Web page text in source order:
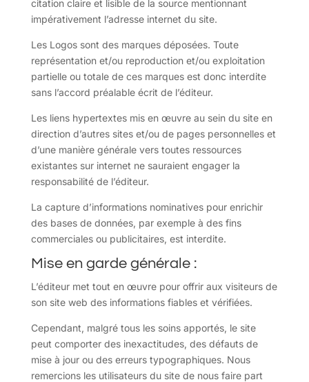
citation claire et lisible de la source mentionnant
impérativement l’adresse internet du site.
Les Logos sont des marques déposées. Toute
représentation et/ou reproduction et/ou exploitation
partielle ou totale de ces marques est donc interdite
sans l’accord préalable écrit de l’éditeur.
Les liens hypertextes mis en œuvre au sein du site en
direction d’autres sites et/ou de pages personnelles et
d’une manière générale vers toutes ressources
existantes sur internet ne sauraient engager la
responsabilité de l’éditeur.
La capture d’informations nominatives pour enrichir
des bases de données, par exemple à des fins
commerciales ou publicitaires, est interdite.
Mise en garde générale :
L’éditeur met tout en œuvre pour offrir aux visiteurs de
son site web des informations fiables et vérifiées.
Cependant, malgré tous les soins apportés, le site
peut comporter des inexactitudes, des défauts de
mise à jour ou des erreurs typographiques. Nous
remercions les utilisateurs du site de nous faire part